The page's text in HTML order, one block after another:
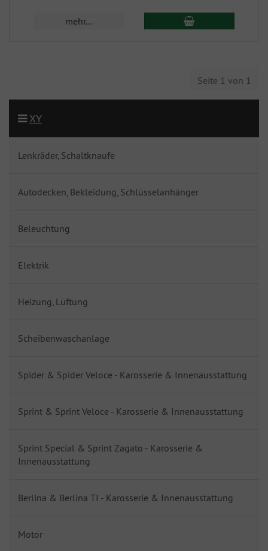
mehr...
Seite 1 von 1
XY
Lenkräder, Schaltknaufe
Autodecken, Bekleidung, Schlüsselanhänger
Beleuchtung
Elektrik
Heizung, Lüftung
Scheibenwaschanlage
Spider & Spider Veloce - Karosserie & Innenausstattung
Sprint & Sprint Veloce - Karosserie & Innenausstattung
Sprint Special & Sprint Zagato - Karosserie &
Innenausstattung
Berlina & Berlina TI - Karosserie & Innenausstattung
Motor